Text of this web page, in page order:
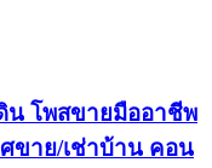
น โพสขายมืออาชีพ
ขาย/เช่าบ้าน คอน